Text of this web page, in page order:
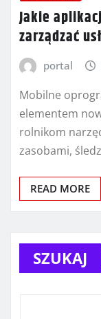
Jakie
zarządzać
portal
Mobilne
elementem
rolnikom
zasobami,
READ MORE
SZUKAJ